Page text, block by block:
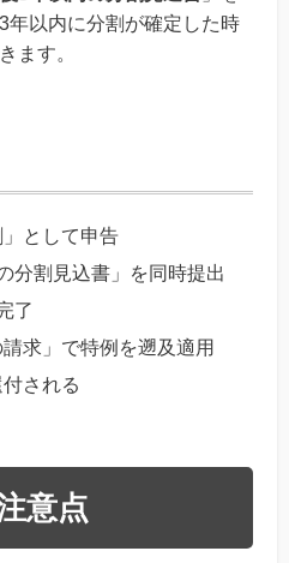
年以内に分割が確定した時
ます。
として申告
分割見込書」を同時提出
了
求」で特例を遡及適用
される
意点